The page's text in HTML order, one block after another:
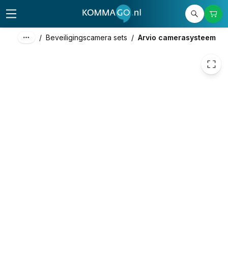
/ Beveiligingscamera sets / Arvio camerasysteem
€ 492,35